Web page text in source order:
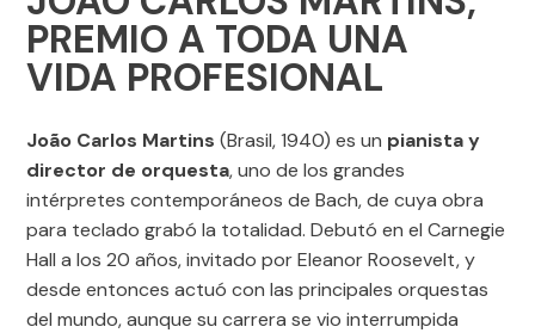
PREMIO A TODA UNA
VIDA PROFESIONAL
João Carlos Martins (Brasil, 1940) es un pianista y
director de orquesta, uno de los grandes
intérpretes contemporáneos de Bach, de cuya obra
para teclado grabó la totalidad. Debutó en el Carnegie
Hall a los 20 años, invitado por Eleanor Roosevelt, y
desde entonces actuó con las principales orquestas
del mundo, aunque su carrera se vio interrumpida